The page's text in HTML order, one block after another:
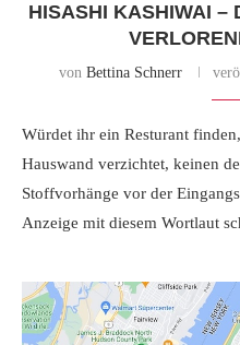
HISASHI KASHIWAI –
von Bettina Schnerr
Würdet ihr ein Resturant
Hauswand verzichtet, keinen
Stoffvorhänge vor der
Anzeige mit diesem Wortlaut